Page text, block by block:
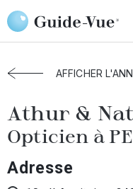
Aller au contenu principal
Accueil Choisir mon
Athur & Nathalie Opticiens
AFFICHER
Athur &
Opticien à
Adresse